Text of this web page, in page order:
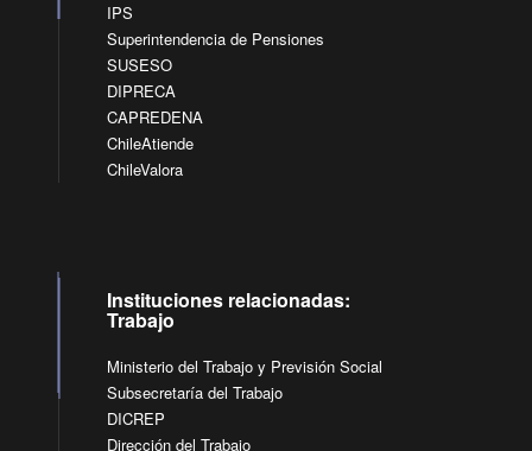
IPS
Superintendencia de Pensiones
SUSESO
DIPRECA
CAPREDENA
ChileAtiende
ChileValora
Instituciones relacionadas:
Trabajo
Ministerio del Trabajo y Previsión Social
Subsecretaría del Trabajo
DICREP
Dirección del Trabajo